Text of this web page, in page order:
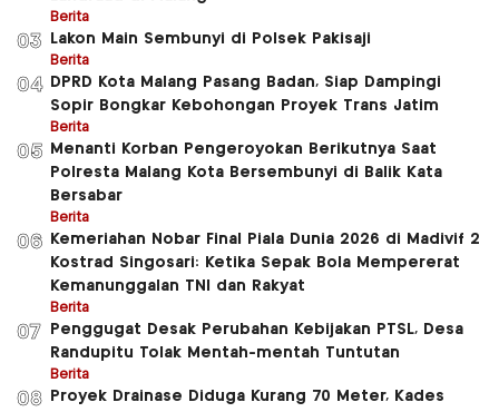
Berita
03 Lakon Main Sembunyi di Polsek Pakisaji
Berita
04
DPRD Kota Malang Pasang Badan, Siap Dampingi
Sopir Bongkar Kebohongan Proyek Trans Jatim
Berita
05
Menanti Korban Pengeroyokan Berikutnya Saat
Polresta Malang Kota Bersembunyi di Balik Kata
Bersabar
Berita
06
Kemeriahan Nobar Final Piala Dunia 2026 di Madivif 2
Kostrad Singosari: Ketika Sepak Bola Mempererat
Kemanunggalan TNI dan Rakyat
Berita
07
Penggugat Desak Perubahan Kebijakan PTSL, Desa
Randupitu Tolak Mentah-mentah Tuntutan
Berita
08
Proyek Drainase Diduga Kurang 70 Meter, Kades